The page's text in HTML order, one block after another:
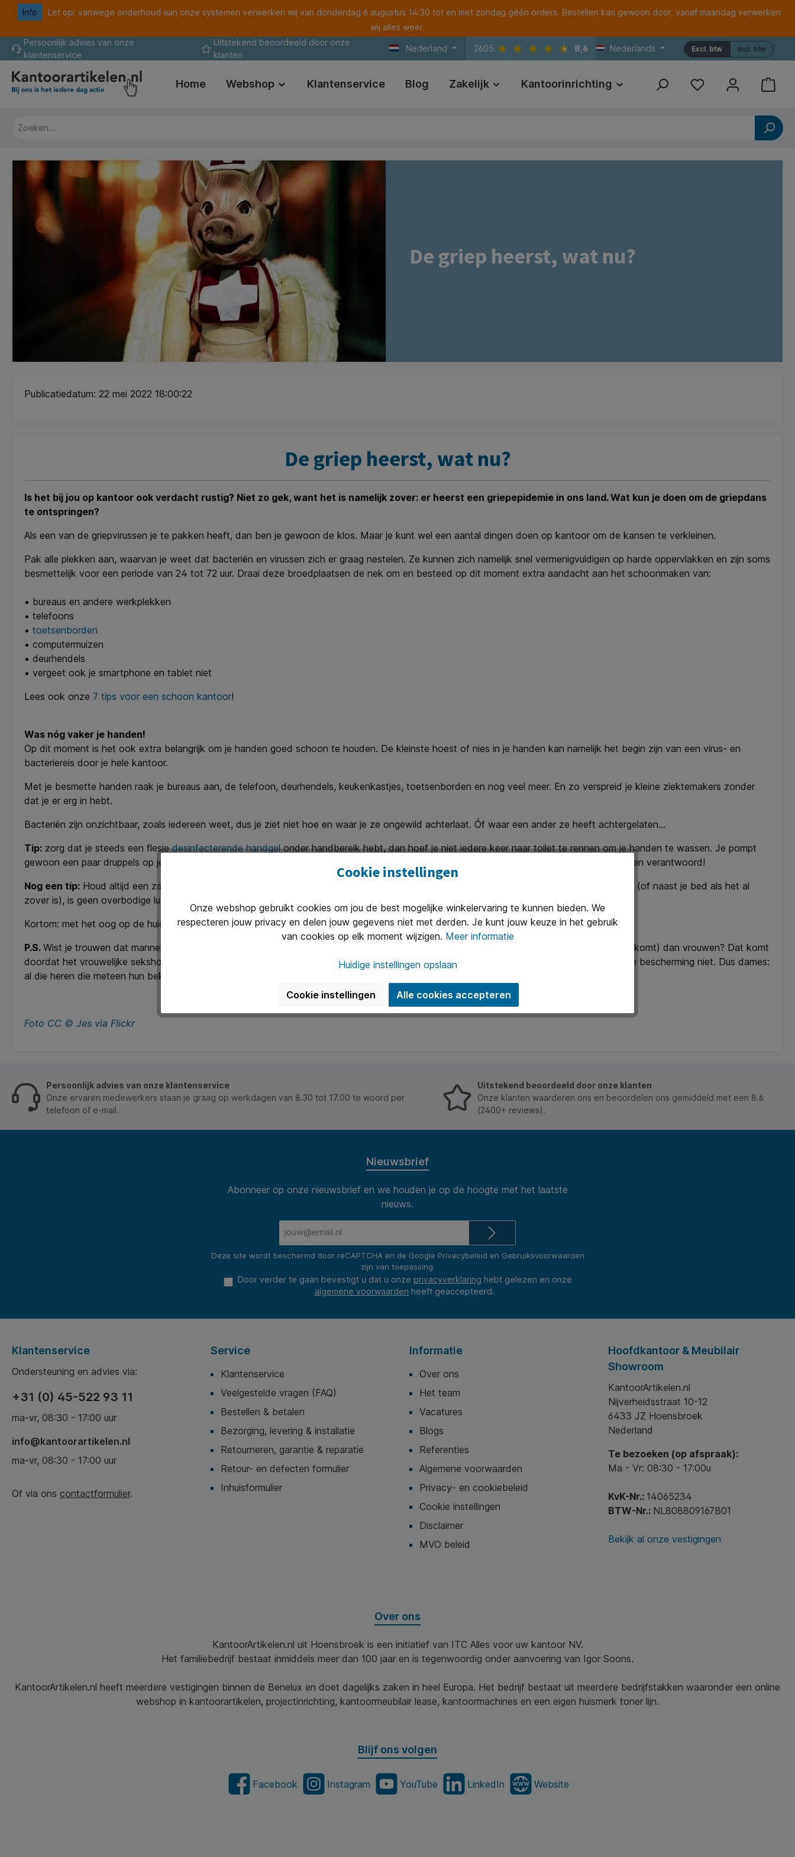
Ga naar de hoofdnavigatie
Info
Let op: vanwege onderhoud aan onze systemen verwerken wij van donderdag 6 augustus 14:30 tot en met zondag géén orders. Bestellen kan gewoon door, vanaf maandag verwerken
wij alles weer.
Persoonlijk advies van onze
klantenservice
Uitstekend beoordeeld door onze
klanten
Nederland 2605 8,6 Nederlands Incl. btw
Excl. btw
Home Webshop Klantenservice Blog Zakelijk Kantoorinrichting Print Referenties
De griep heerst, wat nu?
Publicatiedatum: 22 mei 2022 18:00:22
De griep heerst, wat nu?
Is het bij jou op kantoor ook verdacht rustig? Niet zo gek, want het is namelijk zover: er heerst een griepepidemie in ons land. Wat kun je doen om de griepdans
te ontspringen?
Als een van de griepvirussen je te pakken heeft, dan ben je gewoon de klos. Maar je kunt wel een aantal dingen doen op kantoor om de kansen te verkleinen.
Pak alle plekken aan, waarvan je weet dat bacteriën en virussen zich er graag nestelen. Ze kunnen zich namelijk snel vermenigvuldigen op harde oppervlakken en zijn soms
besmettelijk voor een periode van 24 tot 72 uur. Draai deze broedplaatsen de nek om en besteed op dit moment extra aandacht aan het schoonmaken van:
• bureaus en andere werkplekken
• telefoons
• toetsenborden
• computermuizen
• deurhendels
• vergeet ook je smartphone en tablet niet
Lees ook onze 7 tips voor een schoon kantoor!
Was nóg vaker je handen!
Op dit moment is het ook extra belangrijk om je handen goed schoon te houden. De kleinste hoest of nies in je handen kan namelijk het begin zijn van een virus- en
bacteriereis door je hele kantoor.
Met je besmette handen raak je bureaus aan, de telefoon, deurhendels, keukenkastjes, toetsenborden en nog veel meer. En zo verspreid je kleine ziektemakers zonder
dat je er erg in hebt.
Bacteriën zijn onzichtbaar, zoals iedereen weet, dus je ziet niet hoe en waar je ze ongewild achterlaat. Óf waar een ander ze heeft achtergelaten…
Tip: zorg dat je steeds een flesjedesinfecterende handgelonder handbereik hebt, dan hoef je niet iedere keer naar toilet te rennen om je handen te wassen. Je pompt
gewoon een paar druppels op je handen en wrijft ze over elkaar. Afdrogen is niet nodig, want de gel trekt meteen in je handen. Hoe handig en verantwoord!
Nog een tip: Houd altijd een zakdoek of je mouw (níet je hand!) voor je mond als je moet hoesten of niezen. Een
op je bureau (of naast je bed als het al
zover is), is geen overbodige luxe op dit moment.
Kortom: met het oog op de huidige griepepidemie is het zaak dat je je verantwoordelijkheid neemt voor je persoonlijke hygiëne op je werk.
P.S. Wist je trouwen dat mannen veel harder worden getroffen door het griepvirus influenza A (het virus dat op dit moment het meeste voorkomt) dan vrouwen? Dat komt
doordat het vrouwelijke sekshormoon oestrogeen vrouwen beschermt tegen de agressievere symptomen van het virus. Mannen hebben die bescherming niet. Dus dames:
al die heren die meteen hun bek induiken met de griep, voelen zich écht ziek, zwak en misselijk!
Foto CC © Jes via Flickr
Persoonlijk advies van onze klantenservice
Onze ervaren medewerkers staan je graag op werkdagen van 8.30 tot 17.00 te woord per
telefoon of e-mail.
Uitstekend beoordeeld door onze klanten
Onze klanten waarderen ons en beoordelen ons gemiddeld met een 8.6
(2400+ reviews).
Nieuwsbrief
Abonneer op onze nieuwsbrief en we houden je op de hoogte met het laatste
nieuws.
Deze site wordt beschermd door reCAPTCHA en de Google Privacybeleid en Gebruiksvoorwaarden
zijn van toepassing.
Door verder te gaan bevestigt u dat u onze privacyverklaring hebt gelezen en onze
algemene voorwaarden heeft geaccepteerd.
Klantenservice
Ondersteuning en advies via:
+31 (0) 45-522 93 11
ma-vr, 08:30 - 17:00 uur
info@kantoorartikelen.nl
ma-vr, 08:30 - 17:00 uur
Of via ons contactformulier.
Service
Klantenservice
Veelgestelde vragen (FAQ)
Bestellen & betalen
Bezorging, levering & installatie
Retourneren, garantie & reparatie
Retour- en defecten formulier
Inhuisformulier
Informatie
Over ons
Het team
Vacatures
Blogs
Referenties
Algemene voorwaarden
Privacy- en cookiebeleid
Cookie instellingen
Disclaimer
MVO beleid
Hoofdkantoor & Meubilair
Showroom
KantoorArtikelen.nl
Nijverheidsstraat 10-12
6433 JZ Hoensbroek
Nederland
Te bezoeken (op afspraak):
Ma - Vr: 08:30 - 17:00u
KvK-Nr.: 14065234
BTW-Nr.: NL808809167B01
Bekijk al onze vestigingen
Over ons
KantoorArtikelen.nl uit Hoensbroek is een initiatief van ITC Alles voor uw kantoor NV.
Het familiebedrijf bestaat inmiddels meer dan 100 jaar en is tegenwoordig onder aanvoering van Igor Soons.
KantoorArtikelen.nl heeft meerdere vestigingen binnen de Benelux en doet dagelijks zaken in heel Europa. Het bedrijf bestaat uit meerdere bedrijfstakken waaronder een online
webshop in kantoorartikelen, projectinrichting, kantoormeubilair lease, kantoormachines en een eigen huismerk toner lijn.
Blijf ons volgen
Facebook Instagram YouTube LinkedIn Website
Cookie instellingen
Onze webshop gebruikt cookies om jou de best mogelijke winkelervaring te kunnen bieden. We
respecteren jouw privacy en delen jouw gegevens niet met derden. Je kunt jouw keuze in het gebruik
van cookies op elk moment wijzigen. Meer informatie
Huidige instellingen opslaan
Cookie instellingen Alle cookies accepteren